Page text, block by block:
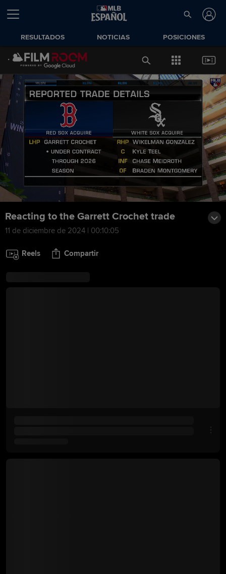
RESULTADOS NOTICIAS POSICIONES
Reacting to the Garrett Crochet trade
11 de diciembre de 2024 | 00:10:05
Reels Compartir